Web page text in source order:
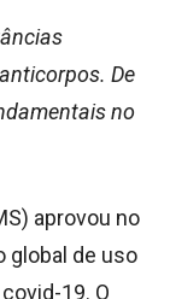
De
no
aprovou no
global de uso
19. O